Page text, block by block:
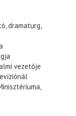
dramaturg,
vezetője